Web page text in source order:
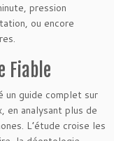
pression
ou encore
Fiable
un guide complet sur
en analysant plus de
L’étude croise les